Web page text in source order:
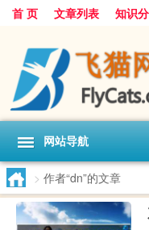
首 页 文章列表 知识
网站导航
> 作者“dn”的文章